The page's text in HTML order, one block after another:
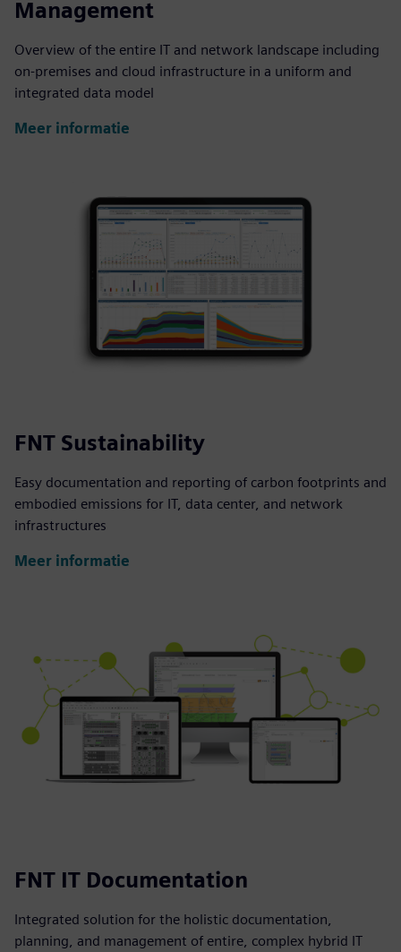
Management
Overview of the entire IT and network landscape including
on-premises and cloud infrastructure in a uniform and
integrated data model
Meer informatie
FNT Sustainability
Easy documentation and reporting of carbon footprints and
embodied emissions for IT, data center, and network
infrastructures
Meer informatie
FNT IT Documentation
Integrated solution for the holistic documentation,
planning, and management of entire, complex hybrid IT